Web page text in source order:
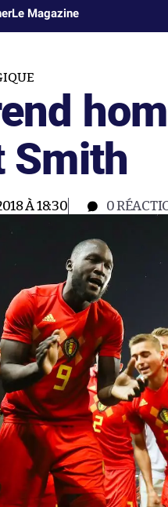
Le Magazine
Smith
À 18:30 0